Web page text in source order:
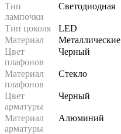
Тип
лампочки
Светодиодная
Тип цоколя
LED
Материал
Металлические
Цвет
плафонов
Черный
Материал
плафонов
Стекло
Цвет
арматуры
Черный
Материал
арматуры
Алюминий